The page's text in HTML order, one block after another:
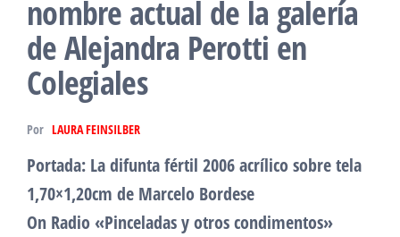
nombre actual de la galería
de Alejandra Perotti en
Colegiales
Por LAURA FEINSILBER
Portada: La difunta fértil 2006 acrílico sobre tela
1,70×1,20cm de Marcelo Bordese
On Radio «Pinceladas y otros condimentos»